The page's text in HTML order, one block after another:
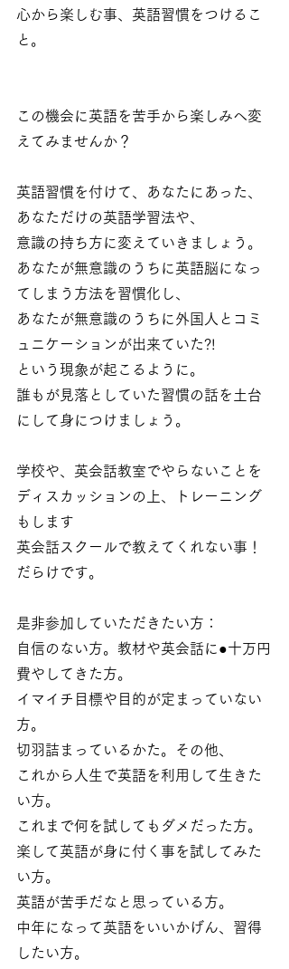
心から楽しむ事、英語習慣をつけるこ
と。
この機会に英語を苦手から楽しみへ変
えてみませんか？
英語習慣を付けて、あなたにあった、
あなただけの英語学習法や、
意識の持ち方に変えていきましょう。
あなたが無意識のうちに英語脳になっ
てしまう方法を習慣化し、
あなたが無意識のうちに外国人とコミ
ュニケーションが出来ていた?!
という現象が起こるように。
誰もが見落としていた習慣の話を土台
にして身につけましょう。
学校や、英会話教室でやらないことを
ディスカッションの上、トレーニング
もします
英会話スクールで教えてくれない事！
だらけです。
是非参加していただきたい方：
自信のない方。教材や英会話に●十万円
費やしてきた方。
イマイチ目標や目的が定まっていない
方。
切羽詰まっているかた。その他、
これから人生で英語を利用して生きた
い方。
これまで何を試してもダメだった方。
楽して英語が身に付く事を試してみた
い方。
英語が苦手だなと思っている方。
中年になって英語をいいかげん、習得
したい方。